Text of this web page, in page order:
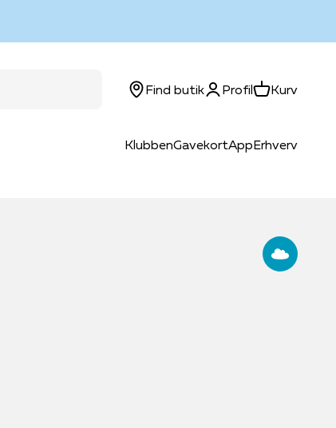
KlubbenGavekortAppErhverv
Find butikLog ind
ProfilKurvKurv